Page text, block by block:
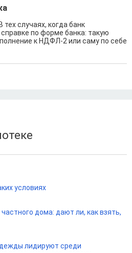
случаях, когда банк
по форме банка: такую
к НДФЛ-2 или саму по себе
условиях
дома: дают ли, как взять,
лидируют среди